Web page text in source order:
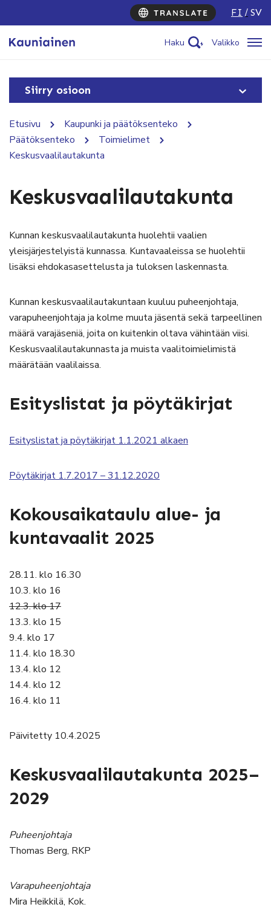
FI SV
Haku Valikko
Siirry osioon
Etusivu
Kaupunki ja päätöksenteko
Päätöksenteko
Toimielimet
Keskusvaalilautakunta
Keskusvaalilautakunta
Kunnan keskusvaalilautakunta huolehtii vaalien
yleisjärjestelyistä kunnassa. Kuntavaaleissa se huolehtii
lisäksi ehdokasasettelusta ja tuloksen laskennasta.
Kunnan keskusvaalilautakuntaan kuuluu puheenjohtaja,
varapuheenjohtaja ja kolme muuta jäsentä sekä tarpeellinen
määrä varajäseniä, joita on kuitenkin oltava vähintään viisi.
Keskusvaalilautakunnasta ja muista vaalitoimielimistä
määrätään vaalilaissa.
Esityslistat ja pöytäkirjat
Esityslistat ja pöytäkirjat 1.1.2021 alkaen
Pöytäkirjat 1.7.2017 – 31.12.2020
Kokousaikataulu alue- ja
kuntavaalit 2025
28.11. klo 16.30
10.3. klo 16
12.3. klo 17
13.3. klo 15
9.4. klo 17
11.4. klo 18.30
13.4. klo 12
14.4. klo 12
16.4. klo 11
Päivitetty 10.4.2025
Keskusvaalilautakunta 2025–
2029
Puheenjohtaja
Thomas Berg, RKP
Varapuheenjohtaja
Mira Heikkilä, Kok.